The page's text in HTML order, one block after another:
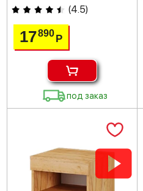
(4.5)
17890Р
под заказ